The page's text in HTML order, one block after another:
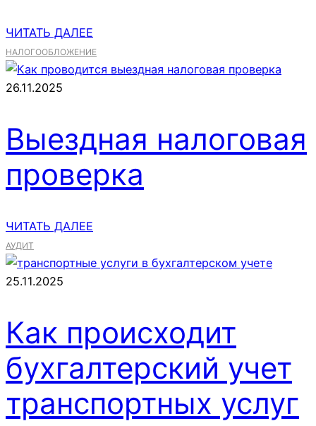
ЧИТАТЬ ДАЛЕЕ
НАЛОГООБЛОЖЕНИЕ
26.11.2025
Выездная налоговая
проверка
ЧИТАТЬ ДАЛЕЕ
АУДИТ
25.11.2025
Как происходит
бухгалтерский учет
транспортных услуг